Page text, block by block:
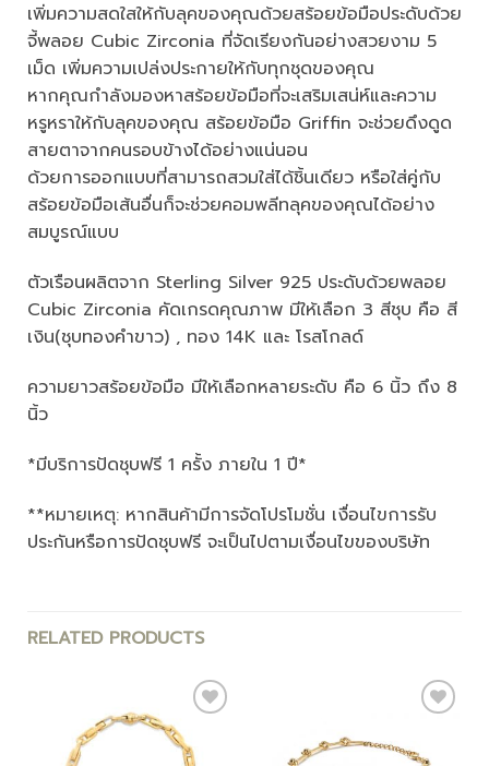
เพิ่มความสดใสให้กับลุคของคุณด้วยสร้อยข้อมือประดับด้วย
จี้พลอย Cubic Zirconia ที่จัดเรียงกันอย่างสวยงาม 5
เม็ด เพิ่มความเปล่งประกายให้กับทุกชุดของคุณ
หากคุณกำลังมองหาสร้อยข้อมือที่จะเสริมเสน่ห์และความ
หรูหราให้กับลุคของคุณ สร้อยข้อมือ Griffin จะช่วยดึงดูด
สายตาจากคนรอบข้างได้อย่างแน่นอน
ด้วยการออกแบบที่สามารถสวมใส่ได้ชิ้นเดียว หรือใส่คู่กับ
สร้อยข้อมือเส้นอื่นก็จะช่วยคอมพลีทลุคของคุณได้อย่าง
สมบูรณ์แบบ
ตัวเรือนผลิตจาก Sterling Silver 925 ประดับด้วยพลอย
Cubic Zirconia คัดเกรดคุณภาพ มีให้เลือก 3 สีชุบ คือ สี
เงิน(ชุบทองคำขาว) , ทอง 14K และ โรสโกลด์
ความยาวสร้อยข้อมือ มีให้เลือกหลายระดับ คือ 6 นิ้ว ถึง 8
นิ้ว
*มีบริการปัดชุบฟรี 1 ครั้ง ภายใน 1 ปี*
**หมายเหตุ: หากสินค้ามีการจัดโปรโมชั่น เงื่อนไขการรับ
ประกันหรือการปัดชุบฟรี จะเป็นไปตามเงื่อนไขของบริษัท
RELATED PRODUCTS